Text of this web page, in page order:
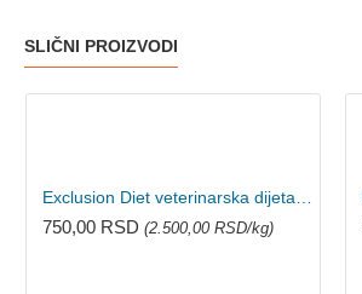
SLIČNI PROIZVODI
750,00 RSD (2.500,00 RSD/kg)